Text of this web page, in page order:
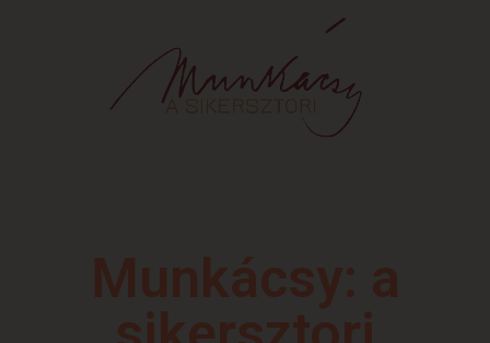
Munkácsy: a